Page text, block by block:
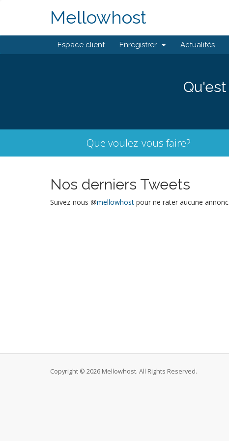
Mellowhost
Espace client Enregistrer Actualités
Que voulez-vous faire?
Nos derniers Tweets
Suivez-nous @mellowhost pour ne rater aucune
Copyright © 2026 Mellowhost. All Rights Reserved.